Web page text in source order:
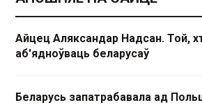
Айцец Аляксандар Надсан. Той,
аб'ядноўваць беларусаў
Беларусь запатрабавала ад